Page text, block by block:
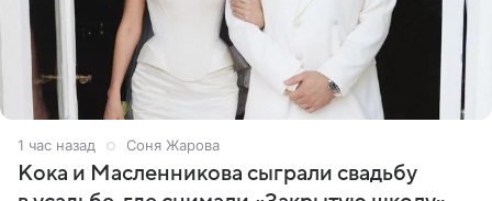
1 час назад Соня Жарова
Кока и Масленникова сыграли свадьбу